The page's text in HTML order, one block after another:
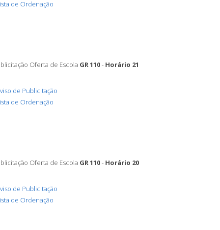
de Ordenação
Oferta de Escola GR 110- Horário 21
de Publicitação
de Ordenação
Oferta de Escola GR 110- Horário 20
de Publicitação
de Ordenação